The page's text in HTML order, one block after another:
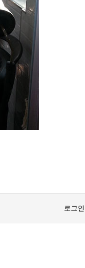
로그